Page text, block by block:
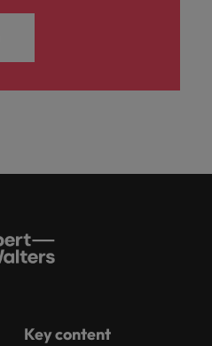
Key content